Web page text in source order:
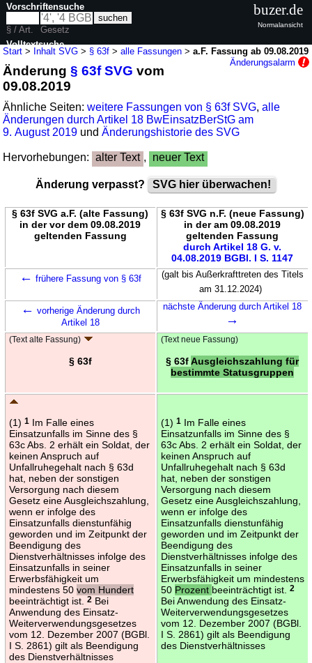
Start > Inhalt SVG > § 63f >alle Fassungen >a.F. Fassung ab 09.08.2019
Änderungsalarm
Änderung§ 63f SVG vom
09.08.2019
Ähnliche Seiten:weitere Fassungen von § 63f SVG,alle
Änderungen durch Artikel 18 BwEinsatzBerStG am
9. August 2019 undÄnderungshistorie des SVG
Hervorhebungen: alter Text , neuer Text
Änderung verpasst? SVG hier überwachen!
§ 63f SVG a.F. (alte Fassung)
in der vor dem 09.08.2019
geltenden Fassung
§ 63f SVG n.F. (neue Fassung)
in der am 09.08.2019
geltenden Fassung
durch Artikel 18 G. v.
04.08.2019 BGBl. I S. 1147
← frühere Fassung von § 63f
(galt bis Außerkrafttreten des Titels
am 31.12.2024)
← vorherige Änderung durch
Artikel 18
nächste Änderung durch Artikel 18
→
(Text alte Fassung)
§ 63f
(Text neue Fassung)
§ 63fAusgleichszahlung für
bestimmte Statusgruppen
(1) 1Im Falle eines
Einsatzunfalls im Sinne des §
63c Abs. 2 erhält ein Soldat, der
keinen Anspruch auf
Unfallruhegehalt nach § 63d
hat, neben der sonstigen
Versorgung nach diesem
Gesetz eine Ausgleichszahlung,
wenn er infolge des
Einsatzunfalls dienstunfähig
geworden und im Zeitpunkt der
Beendigung des
Dienstverhältnisses infolge des
Einsatzunfalls in seiner
Erwerbsfähigkeit um
mindestens 50 vom Hundert
beeinträchtigt ist.
2Bei
Anwendung des Einsatz-
Weiterverwendungsgesetzes
vom 12. Dezember 2007 (BGBl.
I S. 2861) gilt als Beendigung
des Dienstverhältnisses
(1) 1Im Falle eines
Einsatzunfalls im Sinne des §
63c Abs. 2 erhält ein Soldat, der
keinen Anspruch auf
Unfallruhegehalt nach § 63d
hat, neben der sonstigen
Versorgung nach diesem
Gesetz eine Ausgleichszahlung,
wenn er infolge des
Einsatzunfalls dienstunfähig
geworden und im Zeitpunkt der
Beendigung des
Dienstverhältnisses infolge des
Einsatzunfalls in seiner
Erwerbsfähigkeit um mindestens
50 Prozent beeinträchtigt ist. 2
Bei Anwendung des Einsatz-
Weiterverwendungsgesetzes
vom 12. Dezember 2007 (BGBl.
I S. 2861) gilt als Beendigung
des Dienstverhältnisses
Vorschriftensuche
§ / Art.
Gesetz
Volltextsuche
nur in SVG
buzer.de
Normalansicht